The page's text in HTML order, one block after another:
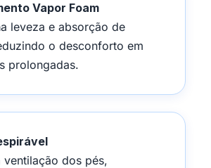
Vapor Foam
leveza e absorção de
o desconforto em
prolongadas.
ventilação dos pés,